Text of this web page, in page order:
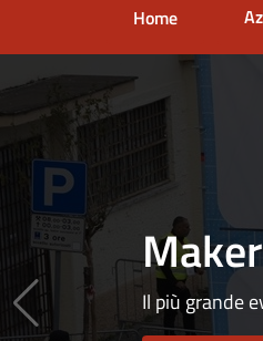
Home
Il più grande